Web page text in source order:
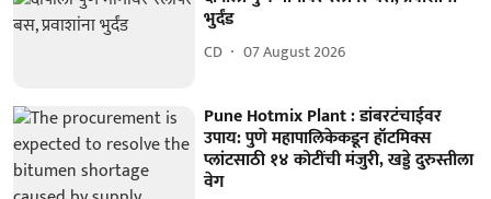
भुर्दंड
CD 07 August 2026
Pune Hotmix Plant : डांबरटंचाईवर
उपाय: पुणे महापालिकेकडून हॉटमिक्स
प्लांटसाठी १४ कोटींची मंजुरी, खड्डे दुरुस्तीला
वेग